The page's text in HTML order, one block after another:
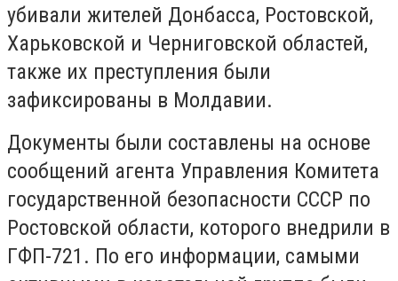
убивали жителей Донбасса, Ростовской,
Харьковской и Черниговской областей,
также их преступления были
зафиксированы в Молдавии.
Документы были составлены на основе
сообщений агента Управления Комитета
государственной безопасности СССР по
Ростовской области, которого внедрили в
ГФП-721. По его информации, самыми